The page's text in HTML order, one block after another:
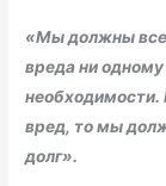
«Мы должны
вреда ни
необходимости.
вред, то мы
долг».